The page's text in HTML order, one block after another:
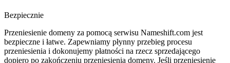
Bezpiecznie
Przeniesienie domeny za pomocą serwisu Nameshift.com jest
bezpieczne i łatwe. Zapewniamy płynny przebieg procesu
przeniesienia i dokonujemy płatności na rzecz sprzedającego
dopiero po zakończeniu przeniesienia domeny. Jeśli przeniesienie